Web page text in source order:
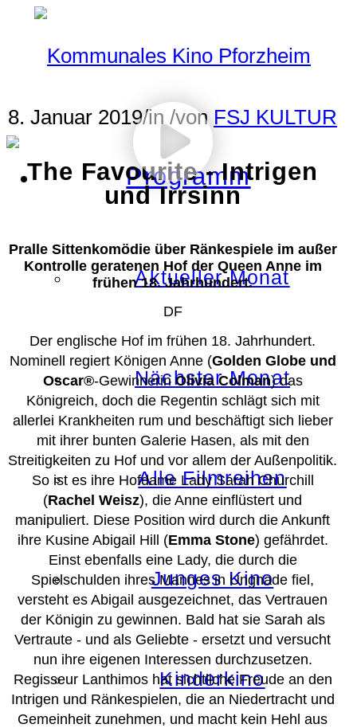
Programm
Aktueller Monat
Nächster Monat
Alle Filmreihen
Junges Kino
Kinderkino
8. Januar 2019/in /von FSJ KULTUR
The Favourite - Intrigen
und Irrsinn
Pralle Sittenkomödie über Ränkespiele im außer
Kontrolle geratenen Hof der Queen Anne im
frühen 18. Jahrhundert.
DF
Der englische Hof im frühen 18. Jahrhundert.
Nominell regiert Königen Anne (Golden Globe und
Oscar®-Gewinnerin Olivia Colman) das
Königreich, doch die Regentin schlägt sich mit
allerlei Krankheiten rum und beschäftigt sich lieber
mit ihrer bunten Galerie Hasen, als mit den
Streitigkeiten zu Hof und vor allem der Außenpolitik.
So ist es ihre Hofdame Lady Sarah Churchill
(Rachel Weisz), die Anne einflüstert und
manipuliert. Diese Position wird durch die Ankunft
ihre Kusine Abigail Hill (Emma Stone) gefährdet.
Einst ebenfalls eine Lady, die durch die
Spielschulden ihres Mannes in Ungnade fiel,
versteht es Abigail ausgezeichnet, das Vertrauen
der Königin zu gewinnen. Bald hat sie Sarah als
Vertraute - und als Geliebte - ersetzt und versucht
nun ihre eigenen Interessen durchzusetzen.
Regisseur Lanthimos hat sichtliche Freude an den
Intrigen und Ränkespielen, die an Niedertracht und
Gemeinheit zunehmen, und macht kein Hehl aus